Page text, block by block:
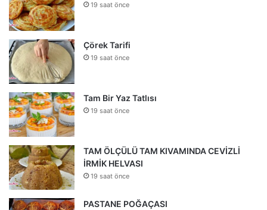
19 saat önce
Çörek Tarifi
19 saat önce
Tam Bir Yaz Tatlısı
19 saat önce
TAM ÖLÇÜLÜ TAM KIVAMINDA CEVİZLİ
İRMİK HELVASI
19 saat önce
PASTANE POĞAÇASI